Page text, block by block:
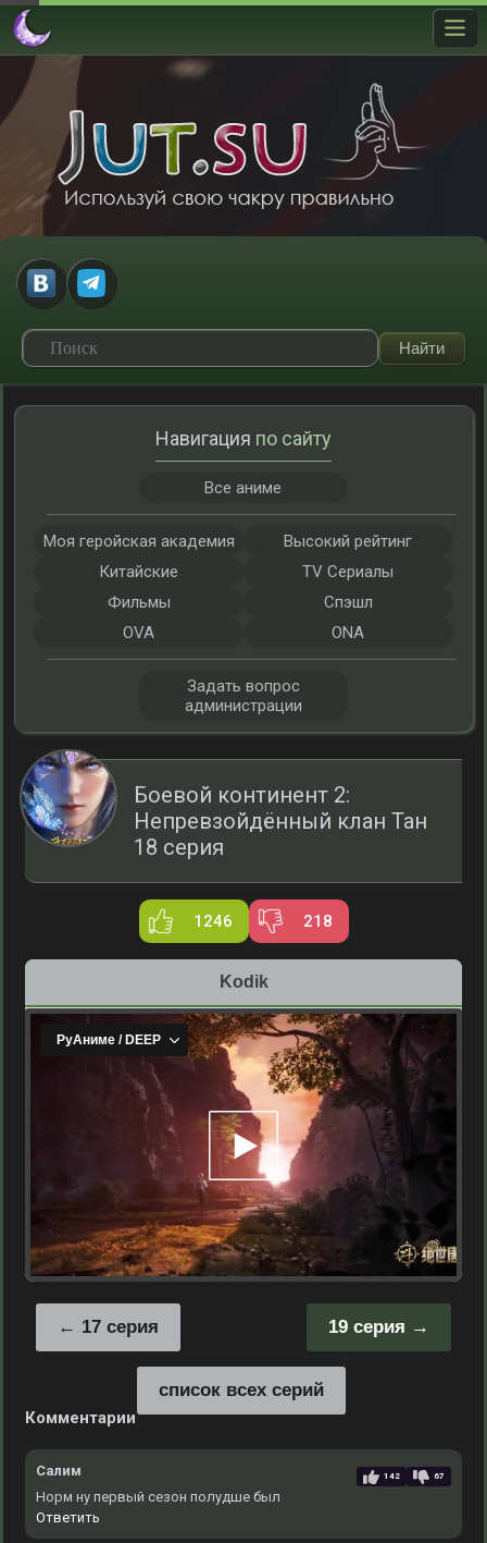
Боевой континент 2:
Непревзойдённый клан Тан
18 серия
1246 218
Kodik
19 серия
17 серия
список всех серий
Комментарии
Салим 142 67
Норм ну первый сезон полудше был
Ответить
Навигация по сайту
Все аниме
Моя геройская академия
Высокий рейтинг
Китайские
TV Сериалы
Фильмы
Спэшл
OVA
ONA
Задать вопрос
администрации